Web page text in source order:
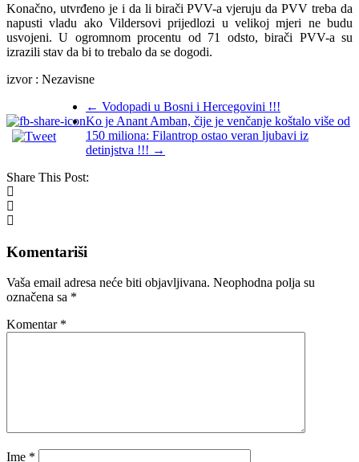
Konačno, utvrđeno je i da li birači PVV-a vjeruju da PVV treba da
napusti vladu ako Vildersovi prijedlozi u velikoj mjeri ne budu
usvojeni. U ogromnom procentu od 71 odsto, birači PVV-a su
izrazili stav da bi to trebalo da se dogodi.
izvor : Nezavisne
← Vodopadi u Bosni i Hercegovini !!!
Ko je Anant Amban, čije je venčanje koštalo više od
150 miliona: Filantrop ostao veran ljubavi iz
detinjstva !!! →
Share This Post:
Komentariši
Vaša email adresa neće biti objavljivana. Neophodna polja su
označena sa *
Komentar *
Ime *